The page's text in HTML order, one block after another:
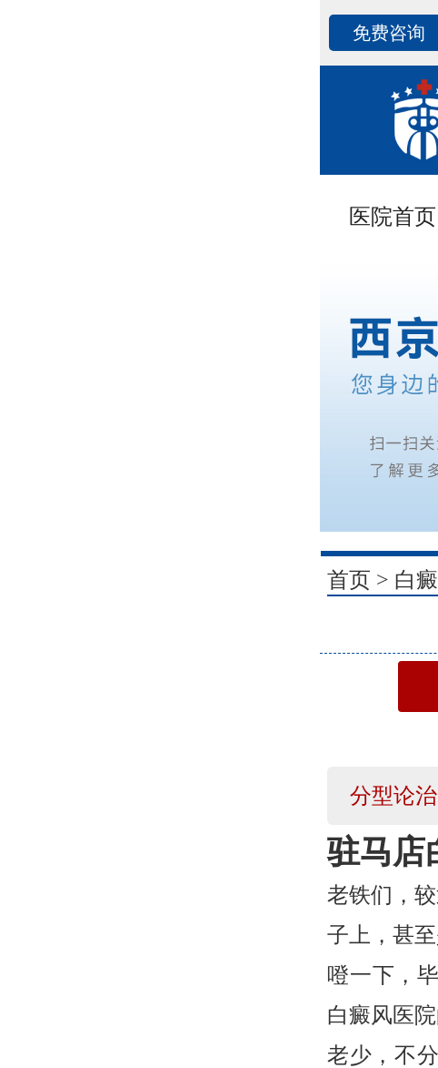
免费咨询
医院首页
1
首页 > 白
分型论治
驻马店
老铁们，
子上，甚
噔一下，
白癜风医
老少，不